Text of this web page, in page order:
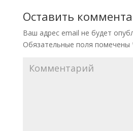
Оставить
Ваш адрес email не будет
Обязательные поля помечены